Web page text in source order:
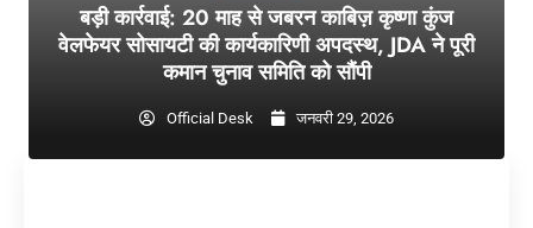
बड़ी कार्रवाई: 20 माह से जबरन काबिज़ कृष्णा कुंज
वेलफेयर सोसायटी की कार्यकारिणी अपदस्थ, JDA ने पूरी
कमान चुनाव समिति को सौंपी
Official Desk जनवरी 29, 2026